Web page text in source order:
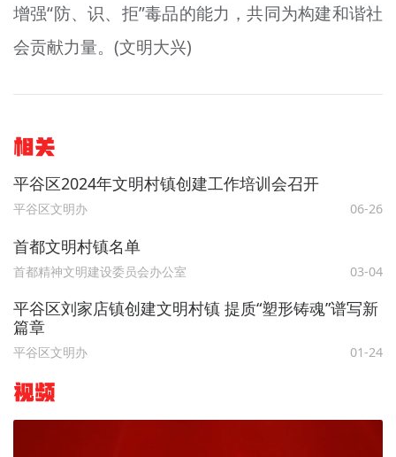
增强“防、识、拒”毒品的能力，共同为构建和谐社
会贡献力量。(文明大兴)
相关
平谷区2024年文明村镇创建工作培训会召开
平谷区文明办 06-26
首都文明村镇名单
首都精神文明建设委员会办公室 03-04
平谷区刘家店镇创建文明村镇 提质“塑形铸魂”谱写新
篇章
平谷区文明办 01-24
视频